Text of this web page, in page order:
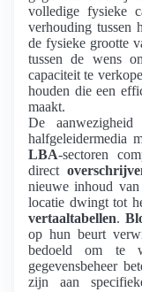
volledige fysieke
verhouding tussen
de fysieke grootte
tussen de wens
capaciteit te
houden die een
maakt.
De
halfgeleidermedia
LBA-sectoren
direct
nieuwe inhoud van
locatie dwingt tot
vertaaltabellen.
op hun beurt
bedoeld om te
gegevensbeheer
zijn aan